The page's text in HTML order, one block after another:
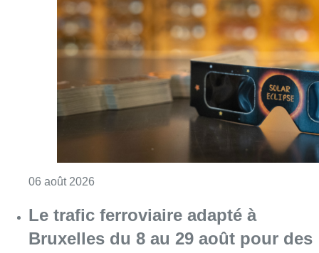
06 août 2026
Le trafic ferroviaire adapté à
Bruxelles du 8 au 29 août pour des